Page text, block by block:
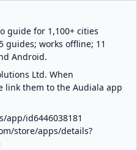
guide for 1,100+ cities
guides; works offline; 11
Android.
Ltd. When
link them to the Audiala app
app/id6446038181
store/apps/details?